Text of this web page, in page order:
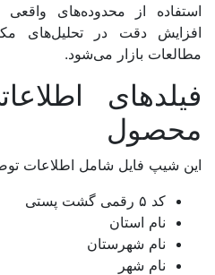
استفاده از محدوده‌های
افزایش دقت در تحلیل‌های
مطالعات بازار می‌شود.
فیلدهای
محصول
این شیپ فایل شامل اطلاعات
کد ۵ رقمی گشت پستی
نام استان
نام شهرستان
نام شهر